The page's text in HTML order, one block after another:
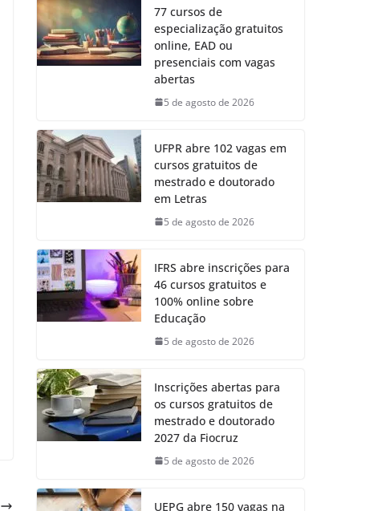
77 cursos de
especialização gratuitos
online, EAD ou
presenciais com vagas
abertas
5 de agosto de 2026
UFPR abre 102 vagas em
cursos gratuitos de
mestrado e doutorado
em Letras
5 de agosto de 2026
IFRS abre inscrições para
46 cursos gratuitos e
100% online sobre
Educação
5 de agosto de 2026
Inscrições abertas para
os cursos gratuitos de
mestrado e doutorado
2027 da Fiocruz
5 de agosto de 2026
UEPG abre 150 vagas na